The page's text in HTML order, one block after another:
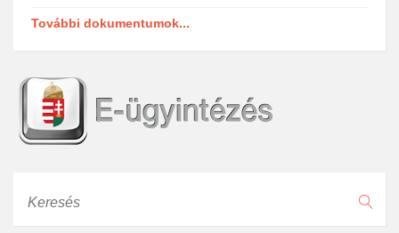
További dokumentumok...